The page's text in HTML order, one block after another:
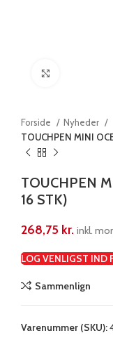
Forside
Nyheder
TOUCHPEN MINI
TOUCHPEN
16 STK)
268,75 kr. inkl.
LOG VENLIGST IND
Sammenlign
Varenummer (SKU):